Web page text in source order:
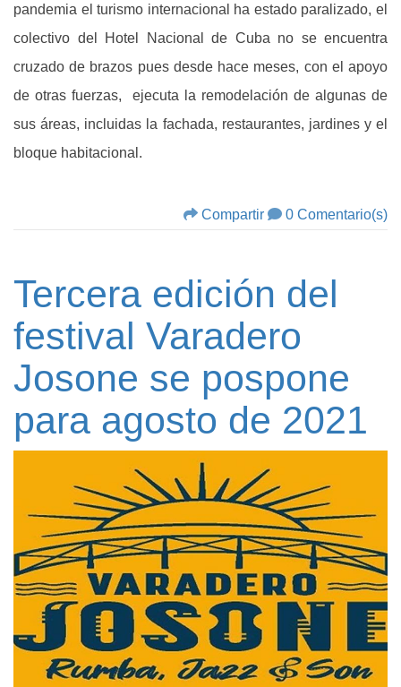
pandemia el turismo internacional ha estado paralizado, el
colectivo del Hotel Nacional de Cuba no se encuentra
cruzado de brazos pues desde hace meses, con el apoyo
de otras fuerzas, ejecuta la remodelación de algunas de
sus áreas, incluidas la fachada, restaurantes, jardines y el
bloque habitacional.
Compartir 0 Comentario(s)
Tercera edición del
festival Varadero
Josone se pospone
para agosto de 2021